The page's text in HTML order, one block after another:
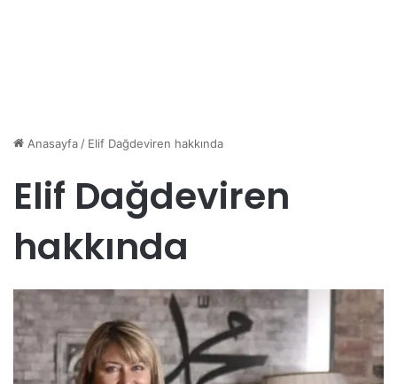
Anasayfa/ Elif Dağdeviren hakkında
Elif Dağdeviren
hakkında